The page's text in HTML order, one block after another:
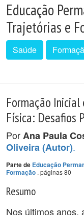
Educação
Trajetórias e
Saúde
Formação Inicial
Física: Desafios
PorAna Paula
Oliveira (Autor).
Parte de Educação
Formação . páginas 80
Resumo
Nos últimos anos,